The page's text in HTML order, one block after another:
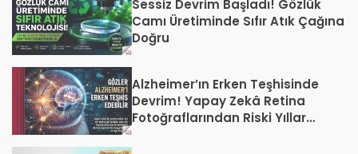
Sessiz Devrim Başladı! Gözlük
Camı Üretiminde Sıfır Atık Çağına
Doğru
Alzheimer’ın Erken Teşhisinde
Devrim! Yapay Zekâ Retina
Fotoğraflarından Riski Yıllar